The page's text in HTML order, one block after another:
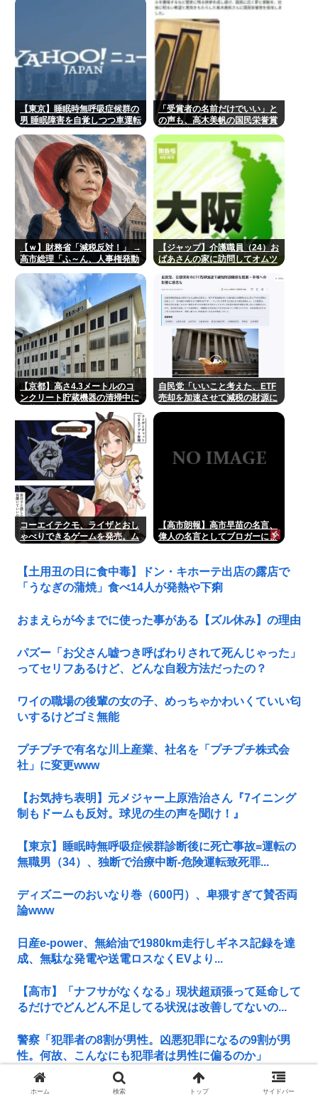
【東京】睡眠時無呼吸症候群の
男 睡眠障害を自覚しつつ車運転
負わせ…「厳重処分」意見つけ
書類送検
「受賞者の名前だけでいい」と
の声も、高木美帆の国民栄誉賞
総理の名前も刻印”
【ｗ】財務省「減税反対！」 →
高市総理「ふ～ん、人事権発動
【ジャップ】介護職員（24）お
ばあさんの家に訪問してオムツ
べ棒を盗み逮捕
【京都】高さ4.3メートルのコ
ンクリート貯蔵機器の清掃中に
自民党「いいこと考えた、ETF
売却を加速させて減税の財源に
コーエイテクモ、ライザとおし
ゃべりできるゲームを発売。ム
【高市朗報】高市早苗の名言、
偉人の名言としてブロガーにま
【土用丑の日に食中毒】ドン・キホーテ出店の露店で
「うなぎの蒲焼」食べ14人が発熱や下痢
おまえらが今までに使った事がある【ズル休み】の理由
パズー「お父さん嘘つき呼ばわりされて死んじゃった」
ってセリフあるけど、どんな自殺方法だったの？
ワイの職場の後輩の女の子、めっちゃかわいくていい匂
いするけどゴミ無能
プチプチで有名な川上産業、社名を「プチプチ株式会
社」に変更www
【お気持ち表明】元メジャー上原浩治さん『7イニング
制もドームも反対。球児の生の声を聞け！』
【東京】睡眠時無呼吸症候群診断後に死亡事故=運転の
無職男（34）、独断で治療中断-危険運転致死罪...
ディズニーのおいなり巻（600円）、卑猥すぎて賛否両
論www
日産e-power、無給油で1980km走行しギネス記録を達
成、無駄な発電や送電ロスなくEVより...
【高市】「ナフサがなくなる」現状超頑張って延命して
るだけでどんどん不足してる状況は改善してないの...
警察「犯罪者の8割が男性。凶悪犯罪になるの9割が男
性。何故、こんなにも犯罪者は男性に偏るのか」
減 税 し て 社会保障費 ど う す ん の ？ 左翼はこれダン
ホーム 検索 トップ サイドバー